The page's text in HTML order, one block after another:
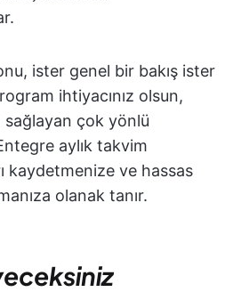
ister genel bir bakış ister
ihtiyacınız olsun,
sağlayan çok yönlü
aylık takvim
kaydetmenize ve hassas
olanak tanır.